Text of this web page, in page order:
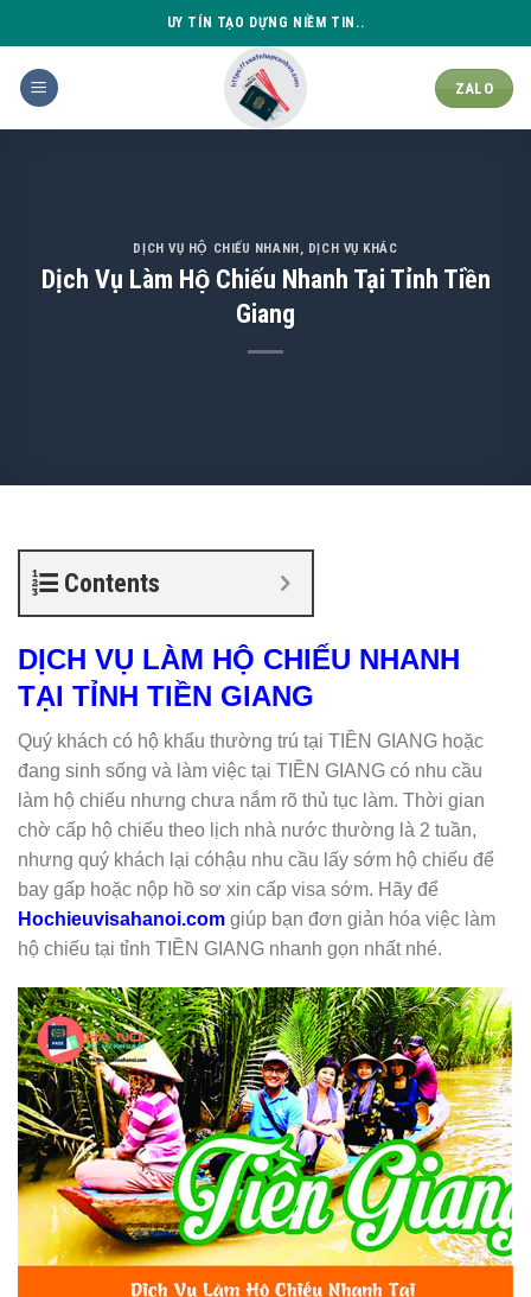
to
content
UY TÍN TẠO DỰNG NIỀM TIN..
ZALO
DỊCH VỤ HỘ CHIẾU NHANH , DỊCH VỤ KHÁC
Dịch Vụ Làm Hộ Chiếu Nhanh Tại Tỉnh Tiền
Giang
Contents
DỊCH VỤ LÀM HỘ CHIẾU NHANH
TẠI TỈNH TIỀN GIANG
Quý khách có hộ khẩu thường trú tại TIỀN GIANG hoặc
đang sinh sống và làm việc tại TIỀN GIANG có nhu cầu
làm hộ chiếu nhưng chưa nắm rõ thủ tục làm. Thời gian
chờ cấp hộ chiếu theo lịch nhà nước thường là 2 tuần,
nhưng quý khách lại cóhậu nhu cầu lấy sớm hộ chiếu để
bay gấp hoặc nộp hồ sơ xin cấp visa sớm. Hãy để
Hochieuvisahanoi.com giúp bạn đơn giản hóa việc làm
hộ chiếu tại tỉnh TIỀN GIANG nhanh gọn nhất nhé.